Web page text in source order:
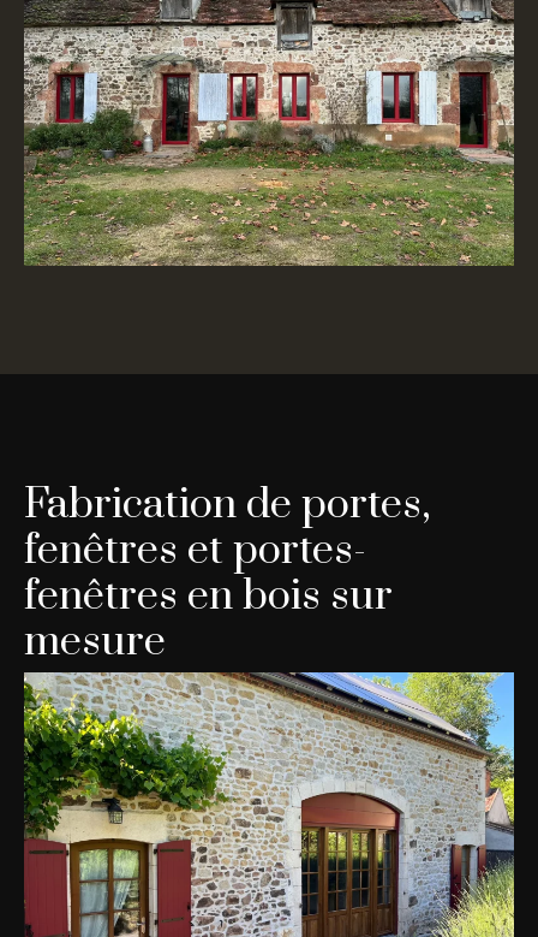
Fabrication de portes,
fenêtres et portes-
fenêtres en bois sur
mesure